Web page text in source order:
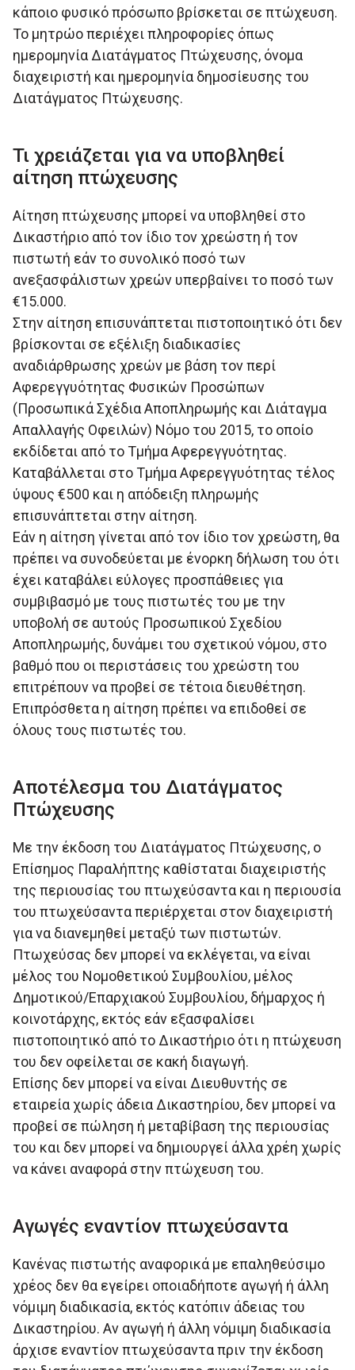
κάποιο φυσικό πρόσωπο βρίσκεται σε πτώχευση.
Το μητρώο περιέχει πληροφορίες όπως
ημερομηνία Διατάγματος Πτώχευσης, όνομα
διαχειριστή και ημερομηνία δημοσίευσης του
Διατάγματος Πτώχευσης.
Τι χρειάζεται για να υποβληθεί
αίτηση πτώχευσης
Αίτηση πτώχευσης μπορεί να υποβληθεί στο
Δικαστήριο από τον ίδιο τον χρεώστη ή τον
πιστωτή εάν το συνολικό ποσό των
ανεξασφάλιστων χρεών υπερβαίνει το ποσό των
€15.000.
Στην αίτηση επισυνάπτεται πιστοποιητικό ότι δεν
βρίσκονται σε εξέλιξη διαδικασίες
αναδιάρθρωσης χρεών µε βάση τον περί
Αφερεγγυότητας Φυσικών Προσώπων
(Προσωπικά Σχέδια Αποπληρωµής και ∆ιάταγµα
Απαλλαγής Οφειλών) Νόµο του 2015, το οποίο
εκδίδεται από το Τμήμα Αφερεγγυότητας.
Καταβάλλεται στο Τμήμα Αφερεγγυότητας τέλος
ύψους €500 και η απόδειξη πληρωμής
επισυνάπτεται στην αίτηση.
Εάν η αίτηση γίνεται από τον ίδιο τον χρεώστη, θα
πρέπει να συνοδεύεται με ένορκη δήλωση του ότι
έχει καταβάλει εύλογες προσπάθειες για
συµβιβασµό µε τους πιστωτές του µε την
υποβολή σε αυτούς Προσωπικού Σχεδίου
Αποπληρωµής, δυνάµει του σχετικού νόµου, στο
βαθµό που οι περιστάσεις του χρεώστη του
επιτρέπουν να προβεί σε τέτοια διευθέτηση.
Επιπρόσθετα η αίτηση πρέπει να επιδοθεί σε
όλους τους πιστωτές του.
Αποτέλεσμα του Διατάγματος
Πτώχευσης
Με την έκδοση του Διατάγματος Πτώχευσης, ο
Επίσημος Παραλήπτης καθίσταται διαχειριστής
της περιουσίας του πτωχεύσαντα και η περιουσία
του πτωχεύσαντα περιέρχεται στον διαχειριστή
για να διανεμηθεί μεταξύ των πιστωτών.
Πτωχεύσας δεν μπορεί να εκλέγεται, να είναι
μέλος του Νομοθετικού Συμβουλίου, μέλος
Δημοτικού/Επαρχιακού Συμβουλίου, δήμαρχος ή
κοινοτάρχης, εκτός εάν εξασφαλίσει
πιστοποιητικό από το Δικαστήριο ότι η πτώχευση
του δεν οφείλεται σε κακή διαγωγή.
Επίσης δεν μπορεί να είναι Διευθυντής σε
εταιρεία χωρίς άδεια Δικαστηρίου, δεν μπορεί να
προβεί σε πώληση ή μεταβίβαση της περιουσίας
του και δεν μπορεί να δημιουργεί άλλα χρέη χωρίς
να κάνει αναφορά στην πτώχευση του.
Αγωγές εναντίον πτωχεύσαντα
Κανένας πιστωτής αναφορικά με επαληθεύσιμο
χρέος δεν θα εγείρει οποιαδήποτε αγωγή ή άλλη
νόμιμη διαδικασία, εκτός κατόπιν άδειας του
Δικαστηρίου. Αν αγωγή ή άλλη νόμιμη διαδικασία
άρχισε εναντίον πτωχεύσαντα πριν την έκδοση